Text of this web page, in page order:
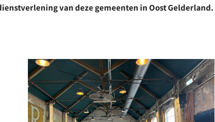
van deze gemeenten in Oost Gelderland.